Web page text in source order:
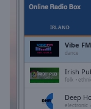
LIVE
Remaining
IRLAND
Vibe FM
dance
Irish
folk
Deep
electronic